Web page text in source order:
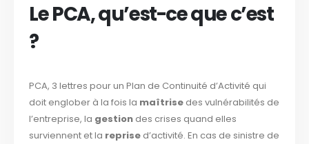
Le PCA, qu’est-ce que c’est
?
PCA, 3 lettres pour un Plan de Continuité d’Activité qui
doit englober à la fois la maîtrise des vulnérabilités de
l’entreprise, la gestion des crises quand elles
surviennent et la reprise d’activité. En cas de sinistre de